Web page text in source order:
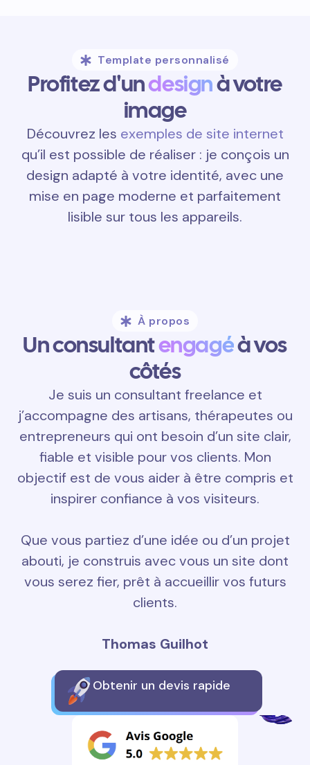
Template personnalisé
Profitez d'undesignà votre
image
Découvrez les exemples de site internet
qu’il est possible de réaliser : je conçois un
design adapté à votre identité, avec une
mise en page moderne et parfaitement
lisible sur tous les appareils.
À propos
Un consultantengagéà vos
côtés
Je suis un consultant freelance et
j’accompagne des artisans, thérapeutes ou
entrepreneurs qui ont besoin d’un site clair,
fiable et visible pour vos clients. Mon
objectif est de vous aider à être compris et
inspirer confiance à vos visiteurs.
Que vous partiez d’une idée ou d’un projet
abouti, je construis avec vous un site dont
vous serez fier, prêt à accueillir vos futurs
clients.
Thomas Guilhot
Obtenir un devis rapide